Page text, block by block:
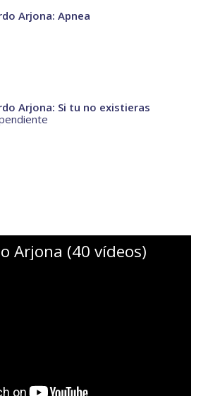
Arjona: Apnea
Arjona: Si tu no existieras
Arjona (40 vídeos)